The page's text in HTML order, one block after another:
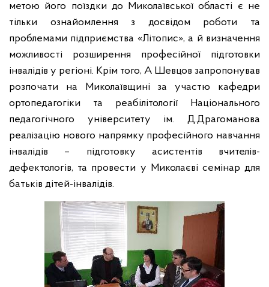
метою його поїздки до Миколаївської області є не
тільки ознайомлення з досвідом роботи та
проблемами підприємства «Літопис», а й визначення
можливості розширення професійної підготовки
інвалідів у регіоні. Крім того, А Шевцов запропонував
розпочати на Миколаївщині за участю кафедри
ортопедагогіки та реабілітології Національного
педагогічного університету ім. Д.Драгоманова
реалізацію нового напрямку професійного навчання
інвалідів – підготовку асистентів вчителів-
дефектологів, та провести у Миколаєві семінар для
батьків дітей-інвалідів.